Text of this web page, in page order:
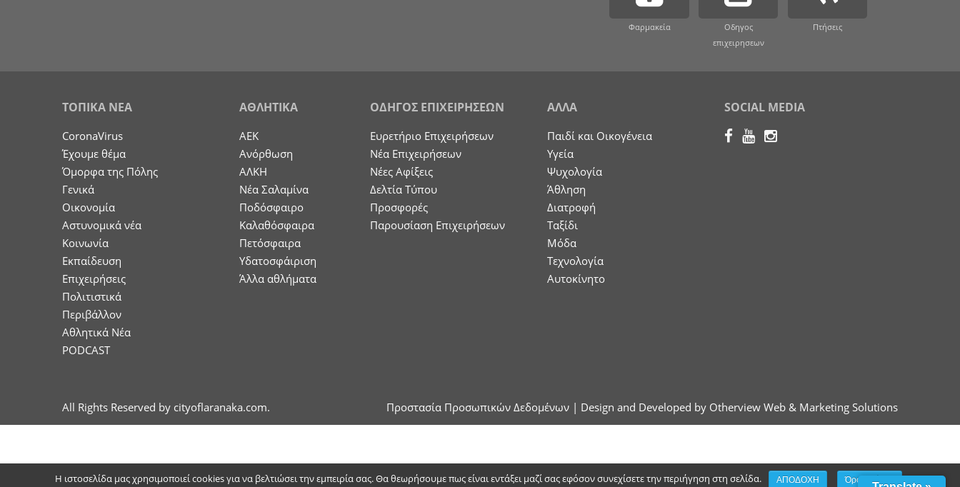
Φαρμακεία
Οδηγος
επιχειρησεων
Πτήσεις
ΤΟΠΙΚΑ ΝΕΑ
CoronaVirus
Έχουμε θέμα
Όμορφα της Πόλης
Γενικά
Οικονομία
Aστυνομικά νέα
Κοινωνία
Εκπαίδευση
Επιχειρήσεις
Πολιτιστικά
Περιβάλλον
Αθλητικά Νέα
PODCAST
ΑΘΛΗΤΙΚΑ
ΑΕΚ
Ανόρθωση
ΑΛΚΗ
Νέα Σαλαμίνα
Ποδόσφαιρο
Καλαθόσφαιρα
Πετόσφαιρα
Υδατοσφάιριση
Άλλα αθλήματα
ΟΔΗΓΟΣ ΕΠΙΧΕΙΡΗΣΕΩΝ
Ευρετήριο Επιχειρήσεων
Nέα Επιχειρήσεων
Νέες Αφίξεις
Δελτία Τύπου
Προσφορές
Παρουσίαση Επιχειρήσεων
ΑΛΛΑ
Παιδί και Οικογένεια
Υγεία
Ψυχολογία
Άθληση
Διατροφή
Ταξίδι
Μόδα
Τεχνολογία
Αυτοκίνητο
SOCIAL MEDIA
All Rights Reserved by cityoflaranaka.com. Προστασία Προσωπικών Δεδομένων | Design and Developed by Otherview Web & Marketing Solutions
Η ιστοσελίδα μας χρησιμοποιεί cookies για να βελτιώσει την εμπειρία σας. Θα θεωρήσουμε πως είναι εντάξει μαζί σας εφόσον συνεχίσετε την περιήγηση στη σελίδα. ΑΠΟΔΟΧΗ Όροι χρήσης